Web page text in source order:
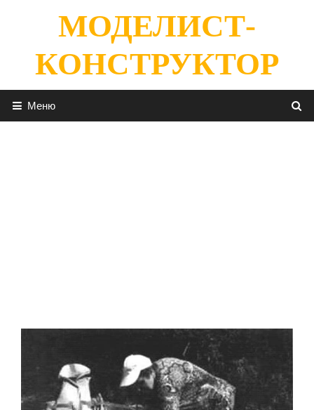
содержимомуМОДЕЛИСТ-
КОНСТРУКТОР
Меню